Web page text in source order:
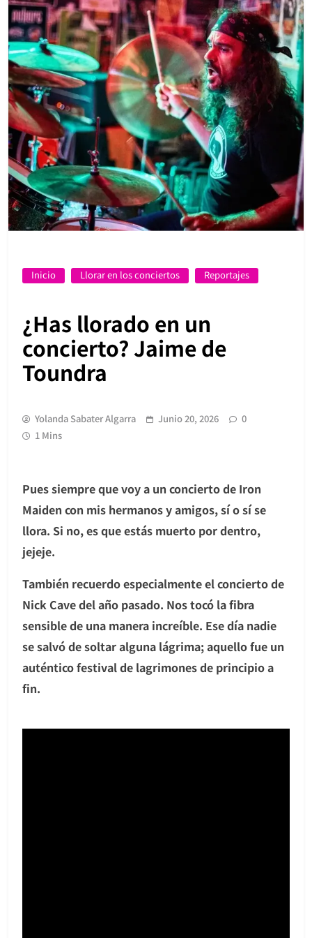
Inicio Llorar en los conciertos Reportajes
¿Has llorado en un
concierto? Jaime de
Toundra
Yolanda Sabater Algarra Junio 20, 2026
0
1 Mins
Pues siempre que voy a un concierto de Iron
Maiden con mis hermanos y amigos, sí o sí se
llora. Si no, es que estás muerto por dentro,
jejeje.
También recuerdo especialmente el concierto de
Nick Cave del año pasado. Nos tocó la fibra
sensible de una manera increíble. Ese día nadie
se salvó de soltar alguna lágrima; aquello fue un
auténtico festival de lagrimones de principio a
fin.